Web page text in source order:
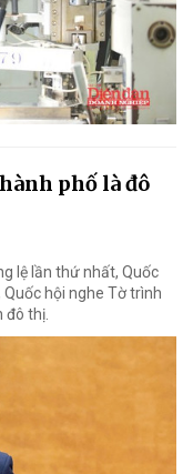
phố là đô
lệ lần thứ nhất, Quốc
hội nghe Tờ trình
đô thị.